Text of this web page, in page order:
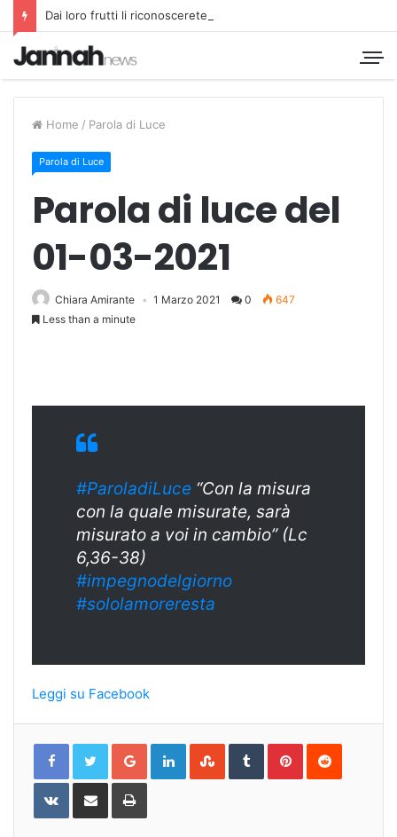
Dai loro frutti li riconoscerete
Home / Parola di Luce
Parola di Luce
Parola di luce del
01-03-2021
Chiara Amirante 1 Marzo 2021 0
647
Less than a minute
#ParoladiLuce “Con la misura
con la quale misurate, sarà
misurato a voi in cambio” (Lc
6,36-38)
#impegnodelgiorno
#sololamoreresta
Leggi su Facebook
Google+LinkedInStumbleUpon
TumblrPinterestReddit
VKontakteShare
Email
Print